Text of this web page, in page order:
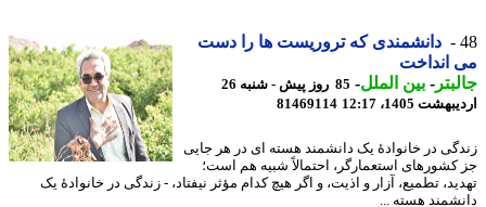
دانشمندی که تروریست ها را دست
انداخت
-بین الملل-
85 روز پیش - شنبه 26
1405، 12:17
81469114
در خانوادهٔ یک دانشمند هسته ای در هر جایی
استعمارگر، احتمالاً شبیه هم است؛
تطمیع، آزار و اذیت، و اگر هیچ کدام مؤثر نیفتاد، - زندگی در خانوادهٔ یک
هسته ...